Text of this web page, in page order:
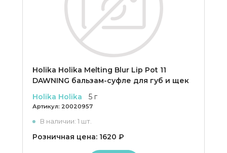
Holika Holika Melting Blur Lip Pot 11
DAWNING бальзам-суфле для губ и щек
Holika Holika
5 г
Артикул: 20020957
В наличии: 1 шт.
Розничная цена: 1620 ₽